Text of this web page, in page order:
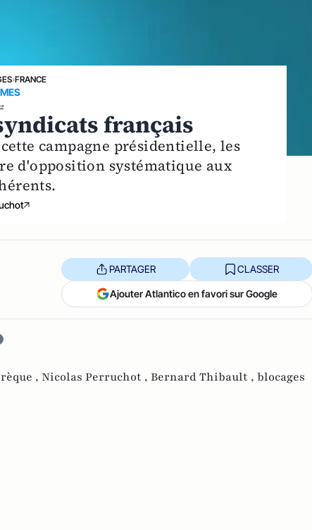
›FRANCE
français
campagne présidentielle, les
d'opposition systématique aux
PARTAGER CLASSER
Ajouter Atlantico en favori sur Google
, Nicolas Perruchot , Bernard Thibault , blocages